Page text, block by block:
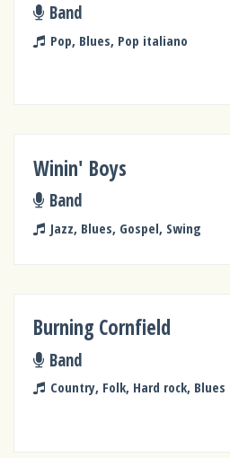
Band
Pop, Blues, Pop italiano
Winin' Boys
Band
Jazz, Blues, Gospel, Swing
Burning Cornfield
Band
Country, Folk, Hard rock, Blues